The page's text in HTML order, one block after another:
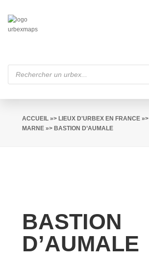
Recherche
produits
ACCUEIL»> LIEUX D'URBEX EN FRANCE»>
MARNE»> BASTION D’AUMALE
BASTION
D’AUMALE